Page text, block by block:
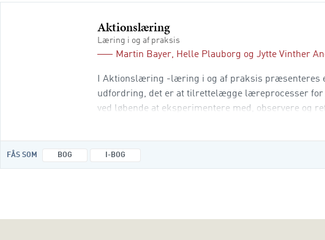
Aktionslæring
Læring i og af praksis
Martin Bayer, Helle Plauborg og Jytte Vinther
I Aktionslæring -læring i og af praksis præsenteres
udfordring, det er at tilrettelægge læreprocesser
ved løbende at eksperimentere med, observere og
FÅS SOM BOG I-BOG